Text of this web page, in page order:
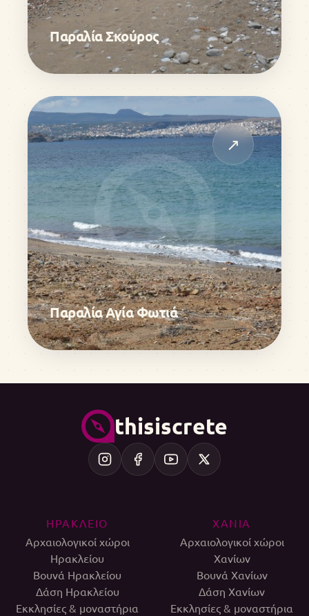
Παραλία Σκούρος
↗
Παραλία Αγία Φωτιά
thisiscrete
ΗΡΑΚΛΕΙΟ
Αρχαιολογικοί χώροι
Ηρακλείου
Βουνά Ηρακλείου
Δάση Ηρακλείου
Εκκλησίες & μοναστήρια
ΧΑΝΙΑ
Αρχαιολογικοί χώροι
Χανίων
Βουνά Χανίων
Δάση Χανίων
Εκκλησίες & μοναστήρια